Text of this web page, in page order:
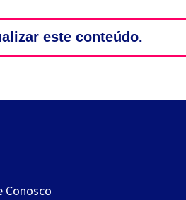
este conteúdo.
Conosco